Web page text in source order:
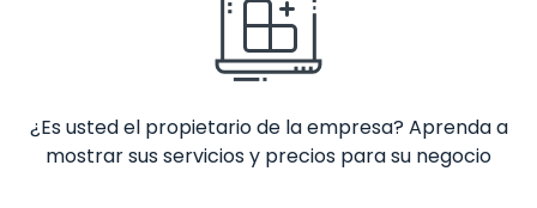
¿Es usted el propietario de la empresa? Aprenda a
mostrar sus servicios y precios para su negocio